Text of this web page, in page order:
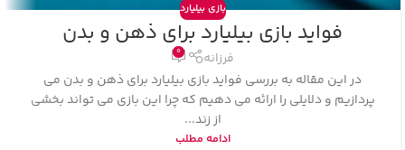
بازی بیلیارد
فواید بازی بیلیارد برای ذهن و بدن
فرزانه 0
در این مقاله به بررسی فواید بازی بیلیارد برای ذهن و بدن می‌
پردازیم و دلایلی را ارائه می‌ دهیم که چرا این بازی می‌ تواند بخشی
از زند...
ادامه مطلب